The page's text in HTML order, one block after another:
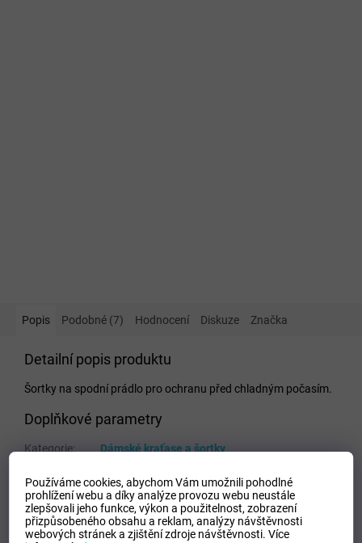
Používáme cookies, abychom Vám umožnili pohodlné
prohlížení webu a díky analýze provozu webu neustále
zlepšovali jeho funkce, výkon a použitelnost,zobrazení
přizpůsobeného obsahu a reklam, analýzy návštěvnosti
webových stránek a zjištění zdroje návštěvnosti.Více
Popis Podobné (7) Hodnocení Diskuze Značka
Detailní popis produktu
Šortky na spodní prádlo pro ochranu před chladným počasím.
Doplňkové parametry
Kategorie:
Dámské kraťase a šortky
Tipo Mdelo:
T
Composicion:
82%polyamid - 18%elastan
Modelo: 900477.600